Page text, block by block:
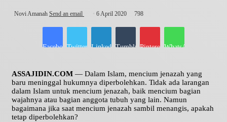
Novi Amanah Send an email 6 April 2020 798
FacebookTwitter LinkedInTumblr PinterestWhatsApp
ASSAJIDIN.COM — Dalam Islam, mencium jenazah yang
baru meninggal hukumnya diperbolehkan. Tidak ada larangan
dalam Islam untuk mencium jenazah, baik mencium bagian
wajahnya atau bagian anggota tubuh yang lain. Namun
bagaimana jika saat mencium jenazah sambil menangis, apakah
tetap diperbolehkan?